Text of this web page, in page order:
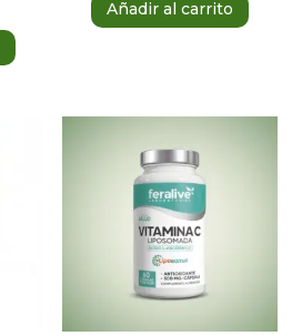
Añadir al carrito